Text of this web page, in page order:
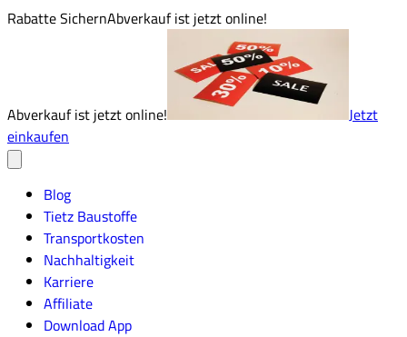
Rabatte SichernAbverkauf ist jetzt online!
Abverkauf ist jetzt online!
Jetzt
einkaufen
Blog
Tietz Baustoffe
Transportkosten
Nachhaltigkeit
Karriere
Affiliate
Download App